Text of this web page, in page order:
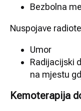
Bezbolna
Nuspojave
Umor
Radijacijski
na mjestu
Kemoterapija